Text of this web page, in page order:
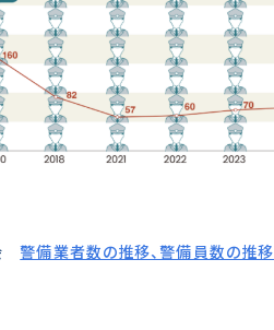
警備業者数の推移、警備員数の推移